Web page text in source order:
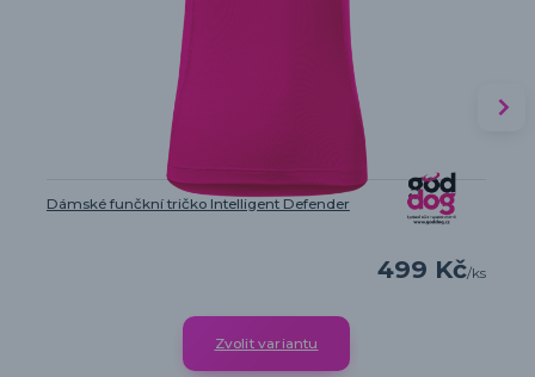
Dámské funčkní tričko Intelligent Defender
499 Kč/ks
Zvolit variantu